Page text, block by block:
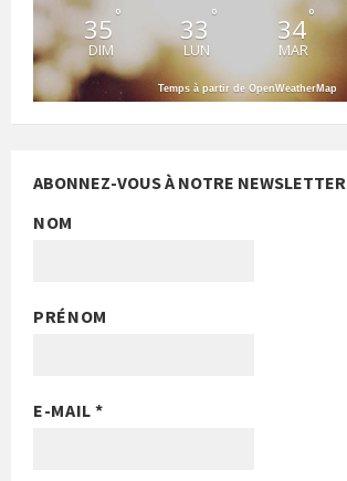
35 °
DIM
33 °
LUN
34°
MAR
Temps à partir de OpenWeatherMap
ABONNEZ-VOUS À NOTRE NEWSLETTER
NOM
PRÉNOM
E-MAIL*